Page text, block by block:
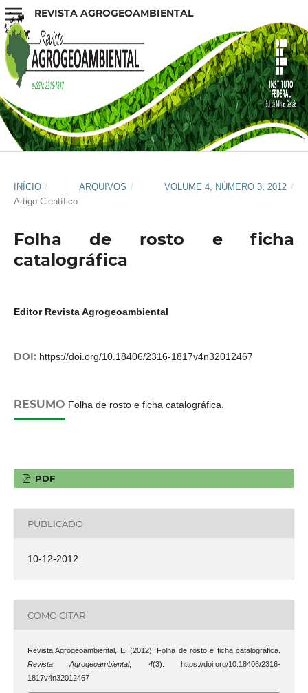
REVISTA AGROGEOAMBIENTAL
INÍCIO / ARQUIVOS / VOLUME 4, NÚMERO 3, 2012 /
Artigo Científico
Folha de rosto e ficha
catalográfica
Editor Revista Agrogeoambiental
DOI: https://doi.org/10.18406/2316-1817v4n32012467
RESUMO Folha de rosto e ficha catalográfica.
PDF
PUBLICADO
10-12-2012
COMO CITAR
Revista Agrogeoambiental, E. (2012). Folha de rosto e ficha catalográfica.
Revista Agrogeoambiental, 4(3). https://doi.org/10.18406/2316-
1817v4n32012467